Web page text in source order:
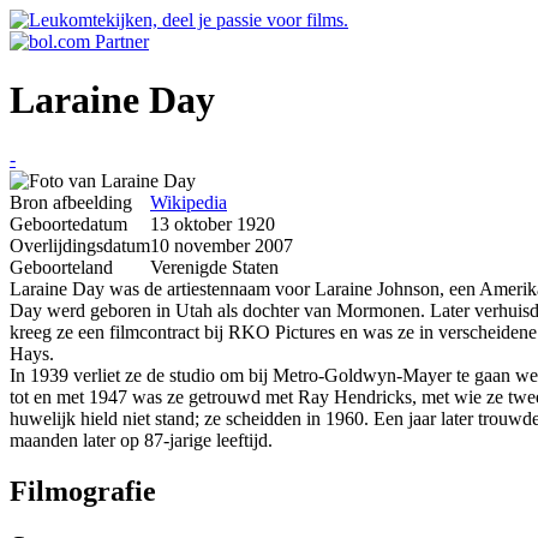
Laraine Day
-
Bron afbeelding
Wikipedia
Geboortedatum
13 oktober 1920
Overlijdingsdatum10 november 2007
Geboorteland
Verenigde Staten
Laraine Day was de artiestennaam voor Laraine Johnson, een
Day werd geboren in Utah als dochter van Mormonen. Later
kreeg ze een filmcontract bij RKO Pictures en was ze in
Hays.
In 1939 verliet ze de studio om bij Metro-Goldwyn-Mayer te gaan
tot en met 1947 was ze getrouwd met Ray Hendricks, met wie ze
huwelijk hield niet stand; ze scheidden in 1960. Een jaar later
maanden later op 87-jarige leeftijd.
Filmografie